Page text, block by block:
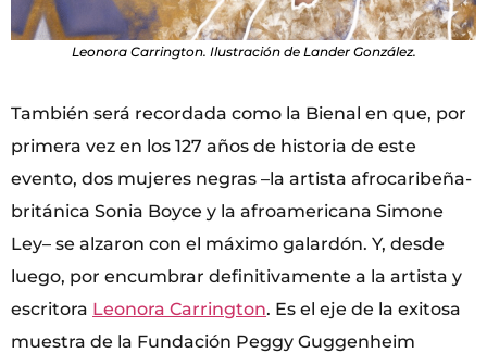
Leonora Carrington. Ilustración de Lander González.
También será recordada como la Bienal en que, por
primera vez en los 127 años de historia de este
evento, dos mujeres negras –la artista afrocaribeña-
británica Sonia Boyce y la afroamericana Simone
Ley– se alzaron con el máximo galardón. Y, desde
luego, por encumbrar definitivamente a la artista y
escritora Leonora Carrington. Es el eje de la exitosa
muestra de la Fundación Peggy Guggenheim